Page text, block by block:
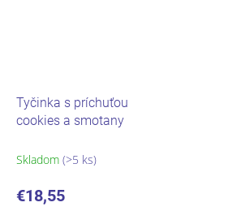
Tyčinka s príchuťou
cookies a smotany
Skladom (>5 ks)
€18,55